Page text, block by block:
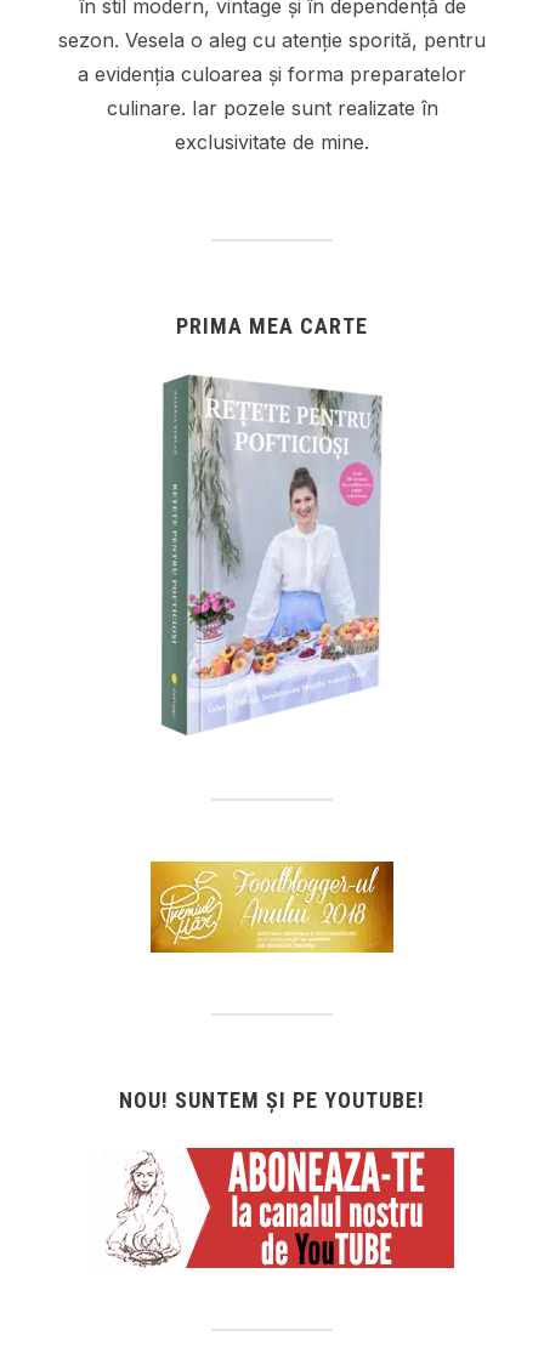
în stil modern, vintage și în dependență de
sezon. Vesela o aleg cu atenție sporită, pentru
a evidenția culoarea și forma preparatelor
culinare. Iar pozele sunt realizate în
exclusivitate de mine.
PRIMA MEA CARTE
NOU! SUNTEM ȘI PE YOUTUBE!